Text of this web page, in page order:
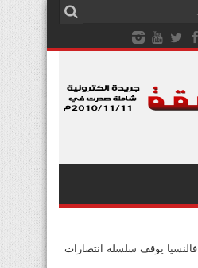
فالنسيا يوقف سلسلة انتصارات